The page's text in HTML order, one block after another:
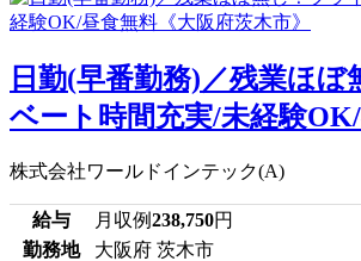
日勤(早番勤務)／残業ほぼ
ベート時間充実/未経験
株式会社ワールドインテック(A)
給与 月収例238,750円
勤務地
大阪府 茨木市